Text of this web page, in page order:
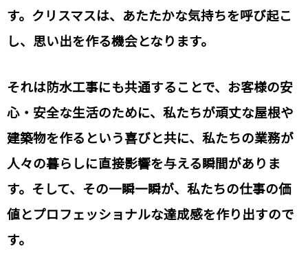
す。クリスマスは、あたたかな気持ちを呼び起こ
し、思い出を作る機会となります。
それは防水工事にも共通することで、お客様の安
心・安全な生活のために、私たちが頑丈な屋根や
建築物を作るという喜びと共に、私たちの業務が
人々の暮らしに直接影響を与える瞬間がありま
す。そして、その一瞬一瞬が、私たちの仕事の価
値とプロフェッショナルな達成感を作り出すので
す。